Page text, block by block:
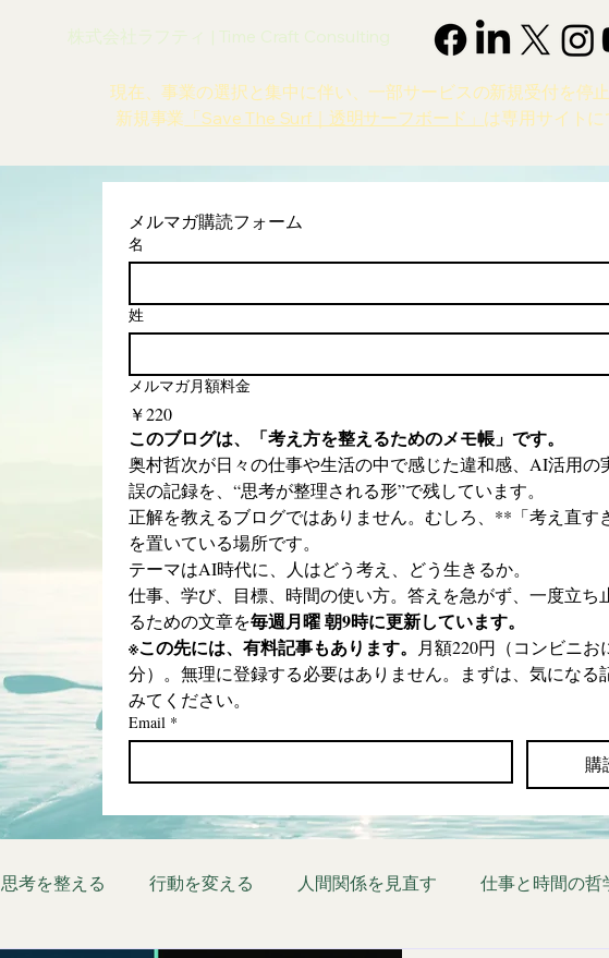
株式会社ラフティ | Time Craft Consulting
現在、事業の選択と集中に伴い、一部サービスの新規受付を停止
新規事業 「Save The Surf｜透明サーフボード」 は専用サイトに
メルマガ購読フォーム
名
姓
メルマガ月額料金
￥220
このブログは、「考え方を整えるためのメモ帳」です。
奥村哲次が日々の仕事や生活の中で感じた違和感、AI活用の
誤の記録を、“思考が整理される形”で残しています。
正解を教えるブログではありません。むしろ、**「考え直す
を置いている場所です。
テーマはAI時代に、人はどう考え、どう生きるか。
仕事、学び、目標、時間の使い方。答えを急がず、一度立ち
るための文章を毎週月曜 朝9時に更新しています。
※この先には、有料記事もあります。
月額220円（コンビニお
分）。無理に登録する必要はありません。まずは、気になる
みてください。
Email *
購
思考を整える 行動を変える 人間関係を見直す 仕事と時間の哲